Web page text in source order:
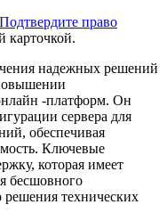
Подтвердите право
карточкой.
надежных решений
-платформ. Он
сервера для
обеспечивая
Ключевые
которая имеет
бесшовного
решения технических